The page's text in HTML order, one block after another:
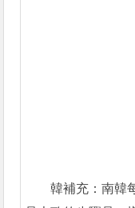
韓補充：南韓